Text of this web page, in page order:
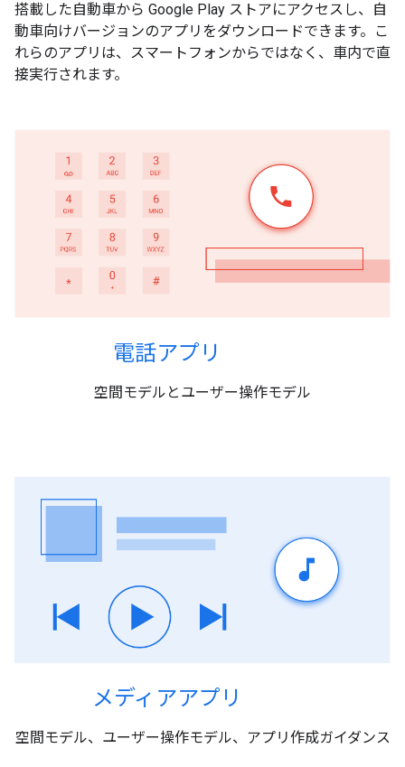
搭載した自動車から Google Play ストアにアクセスし、自
動車向けバージョンのアプリをダウンロードできます。こ
れらのアプリは、スマートフォンからではなく、車内で直
接実行されます。
電話アプリ
空間モデルとユーザー操作モデル
メディアアプリ
空間モデル、ユーザー操作モデル、アプリ作成ガイダンス